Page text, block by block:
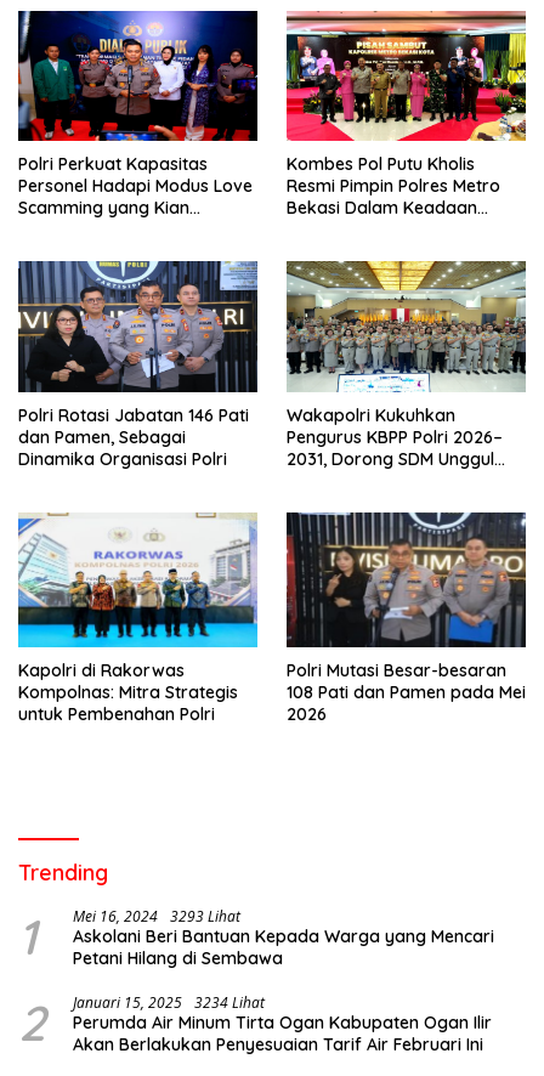
Polri Perkuat Kapasitas
Personel Hadapi Modus Love
Scamming yang Kian
Kombes Pol Putu Kholis
Resmi Pimpin Polres Metro
Bekasi Dalam Keadaan
Polri Rotasi Jabatan 146 Pati
dan Pamen, Sebagai
Dinamika Organisasi Polri
Wakapolri Kukuhkan
Pengurus KBPP Polri 2026–
2031, Dorong SDM Unggul
Kapolri di Rakorwas
Kompolnas: Mitra Strategis
untuk Pembenahan Polri
Polri Mutasi Besar-besaran
108 Pati dan Pamen pada Mei
2026
Trending
1 Mei 16, 2024 3293 Lihat
Askolani Beri Bantuan Kepada Warga yang Mencari
Petani Hilang di Sembawa
2 Januari 15, 2025 3234 Lihat
Perumda Air Minum Tirta Ogan Kabupaten Ogan Ilir
Akan Berlakukan Penyesuaian Tarif Air Februari Ini